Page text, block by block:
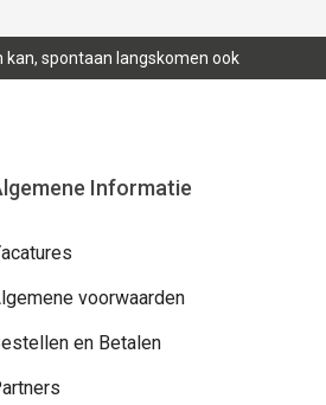
kan, spontaan langskomen ook
Informatie
voorwaarden
en Betalen